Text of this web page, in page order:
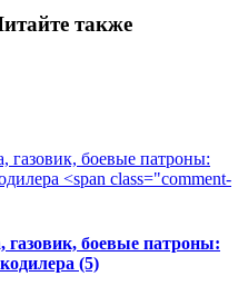
также
боевые патроны:
(5)